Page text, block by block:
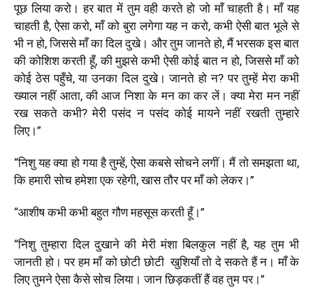
पूछ लिया करो। हर बात में तुम वही करते हो जो माँ चाहती है। माँ यह
चाहती है,ऐसा करो, माँ को बुरा लगेगा यह न करो, कभी ऐसी बात भूले से
भी न हो, जिससे माँ का दिल दुखे। और तुम जानते हो, मैं भरसक इस बात
की कोशिश करती हूँ, की मुझसे कभी ऐसी कोई बात न हो, जिससे माँ को
कोई ठेस पहुँचे, या उनका दिल दुखे। जानते हो न? पर तुम्हें मेरा कभी
ख्याल नहीं आता, की आज निशा के मन का कर लें। क्या मेरा मन नहीं
रख सकते कभी? मेरी पसंद न पसंद कोई मायने नहीं रखती तुम्हारे
लिए।”
“निशु यह क्या हो गया है तुम्हें, ऐसा कबसे सोचने लगीं। मैं तो समझता था,
कि हमारी सोच हमेशा एक रहेगी,खास तौर पर माँ को लेकर।”
“आशीष कभी कभी बहुत गौण महसूस करती हूँ।”
“निशु तुम्हारा दिल दुखाने की मेरी मंशा बिलकुल नहीं है, यह तुम भी
जानती हो। पर हम माँ को छोटी छोटी खुशियाँ तो दे सकते हैं न। माँ के
लिए तुमने ऐसा कैसे सोच लिया। जान छिड़कतीं हैं वह तुम पर।”